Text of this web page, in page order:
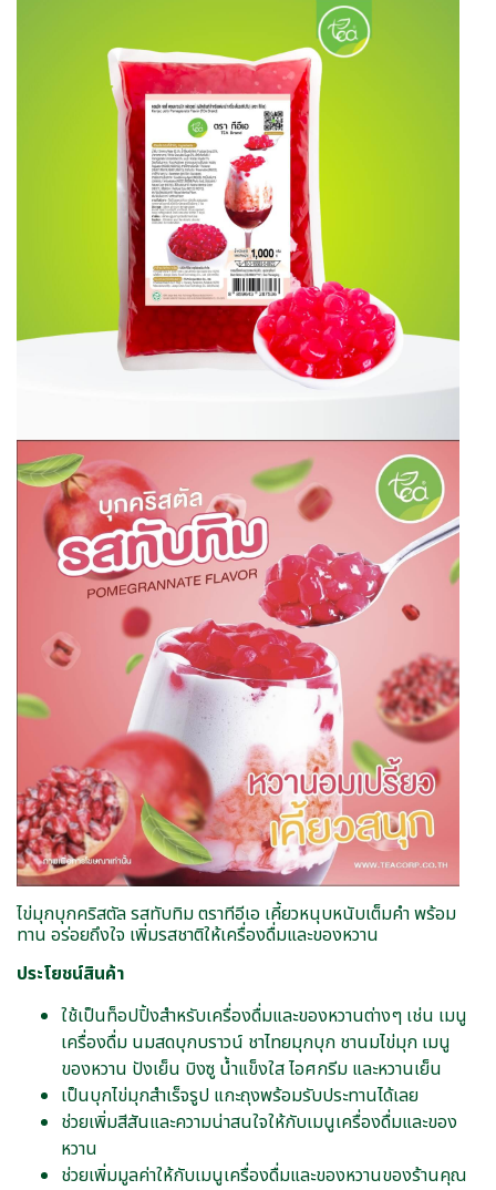
ไข่มุกบุกคริสตัล รสทับทิม ตราทีอีเอ เคี้ยวหนุบหนับเต็มคำ พร้อม
ทาน อร่อยถึงใจ เพิ่มรสชาติให้เครื่องดื่มและของหวาน
ประโยชน์สินค้า
ใช้เป็นท็อปปิ้งสำหรับเครื่องดื่มและของหวานต่างๆ เช่น เมนู
เครื่องดื่ม นมสดบุกบราวน์ ชาไทยมุกบุก ชานมไข่มุก เมนู
ของหวาน ปังเย็น บิงซู น้ำแข็งใส ไอศกรีม และหวานเย็น
เป็นบุกไข่มุกสำเร็จรูป แกะถุงพร้อมรับประทานได้เลย
ช่วยเพิ่มสีสันและความน่าสนใจให้กับเมนูเครื่องดื่มและของ
หวาน
ช่วยเพิ่มมูลค่าให้กับเมนูเครื่องดื่มและของหวานของร้านคุณ